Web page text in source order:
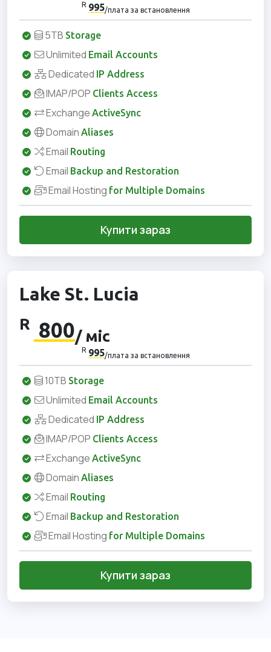
R 995/плата за встановлення
5TB Storage
Unlimited Email Accounts
Dedicated IP Address
IMAP/POP Clients Access
Exchange ActiveSync
Domain Aliases
Email Routing
Email Backup and Restoration
Email Hosting for Multiple Domains
Купити зараз
Lake St. Lucia
R 800/ міс
R 995/плата за встановлення
10TB Storage
Unlimited Email Accounts
Dedicated IP Address
IMAP/POP Clients Access
Exchange ActiveSync
Domain Aliases
Email Routing
Email Backup and Restoration
Email Hosting for Multiple Domains
Купити зараз